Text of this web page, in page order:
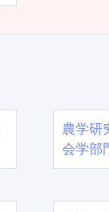
農学
会学部